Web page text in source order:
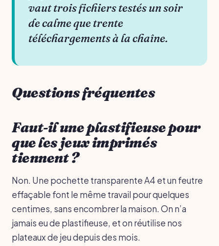
vaut trois fichiers testés un soir
de calme que trente
téléchargements à la chaîne.
Questions fréquentes
Faut-il une plastifieuse pour
que les jeux imprimés
tiennent ?
Non. Une pochette transparente A4 et un feutre
effaçable font le même travail pour quelques
centimes, sans encombrer la maison. On n’a
jamais eu de plastifieuse, et on réutilise nos
plateaux de jeu depuis des mois.